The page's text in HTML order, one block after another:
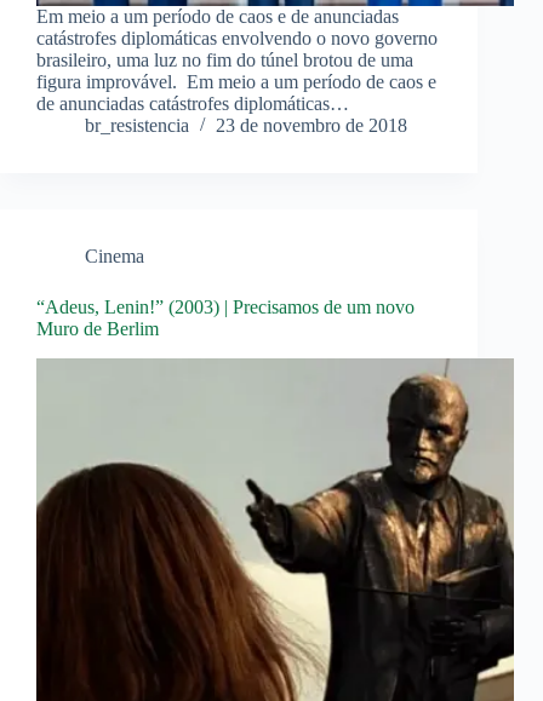
Em meio a um período de caos e de anunciadas
catástrofes diplomáticas envolvendo o novo governo
brasileiro, uma luz no fim do túnel brotou de uma
figura improvável. Em meio a um período de caos e
de anunciadas catástrofes diplomáticas…
br_resistencia
23 de novembro de 2018
Cinema
“Adeus, Lenin!” (2003) | Precisamos de um novo
Muro de Berlim